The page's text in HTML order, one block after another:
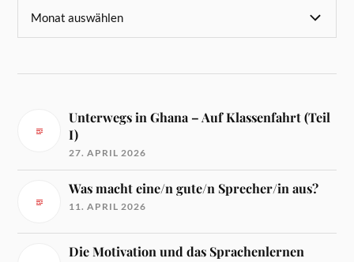
Unterwegs in Ghana – Auf Klassenfahrt (Teil
I)
27. APRIL 2026
Was macht eine/n gute/n Sprecher/in aus?
11. APRIL 2026
Die Motivation und das Sprachenlernen